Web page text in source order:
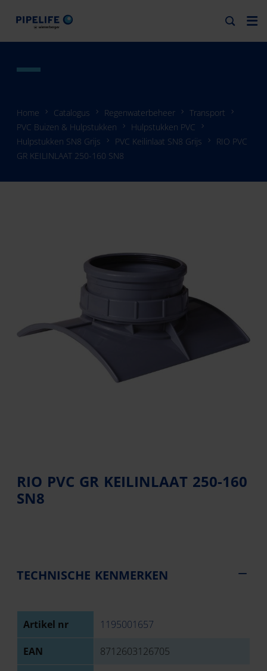
Home Catalogus Regenwaterbeheer
Transport
PVC Buizen & Hulpstukken
Hulpstukken PVC
Hulpstukken SN8 Grijs
PVC Keilinlaat SN8 Grijs
RIO PVC
GR KEILINLAAT 250-160 SN8
RIO PVC GR KEILINLAAT 250-160
SN8
TECHNISCHE KENMERKEN
Artikel nr 1195001657
EAN 8712603126705